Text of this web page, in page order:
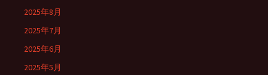
2025年8月
2025年7月
2025年6月
2025年5月